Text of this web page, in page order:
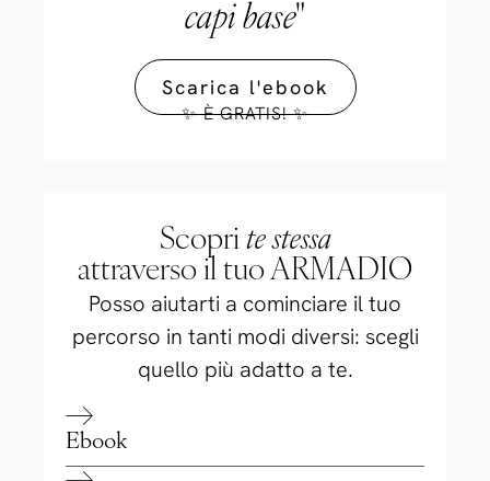
capi base"
Scarica l'ebook
✨ È GRATIS! ✨
Scoprite stessa
attraverso il tuo ARMADIO
Posso aiutarti a cominciare il tuo
percorso in tanti modi diversi: scegli
quello più adatto a te.
Ebook